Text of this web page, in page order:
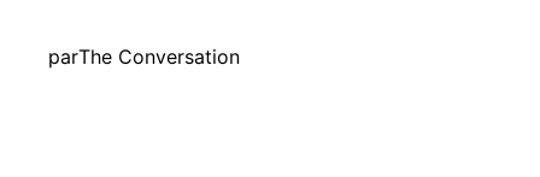
parThe Conversation